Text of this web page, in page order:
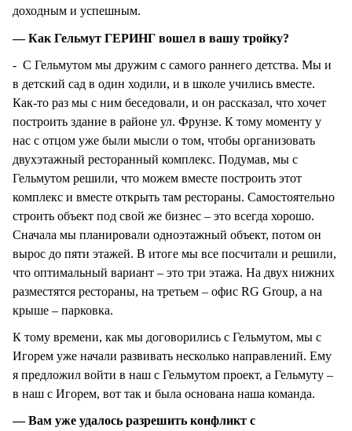
доходным и успешным.
— Как Гельмут ГЕРИНГ вошел в вашу тройку?
- С Гельмутом мы дружим с самого раннего детства. Мы и
в детский сад в один ходили, и в школе учились вместе.
Как-то раз мы с ним беседовали, и он рассказал, что хочет
построить здание в районе ул. Фрунзе. К тому моменту у
нас с отцом уже были мысли о том, чтобы организовать
двухэтажный ресторанный комплекс. Подумав, мы с
Гельмутом решили, что можем вместе построить этот
комплекс и вместе открыть там рестораны. Самостоятельно
строить объект под свой же бизнес – это всегда хорошо.
Сначала мы планировали одноэтажный объект, потом он
вырос до пяти этажей. В итоге мы все посчитали и решили,
что оптимальный вариант – это три этажа. На двух нижних
разместятся рестораны, на третьем – офис RG Group, а на
крыше – парковка.
К тому времени, как мы договорились с Гельмутом, мы с
Игорем уже начали развивать несколько направлений. Ему
я предложил войти в наш с Гельмутом проект, а Гельмуту –
в наш с Игорем, вот так и была основана наша команда.
— Вам уже удалось разрешить конфликт с